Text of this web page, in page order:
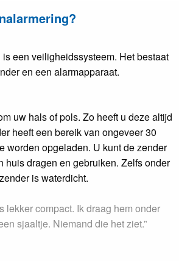
een veiligheidssysteem. Het bestaat
en een alarmapparaat.
uw hals of pols. Zo heeft u deze altijd
heeft een bereik van ongeveer 30
worden opgeladen. U kunt de zender
huis dragen en gebruiken. Zelfs onder
is waterdicht.
lekker compact. Ik draag hem onder
sjaaltje. Niemand die het ziet.”